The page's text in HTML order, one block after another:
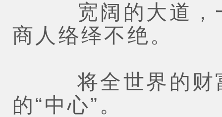
宽阔的大道，一
商人络绎不绝。
将全世界的财富
的“中心”。